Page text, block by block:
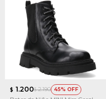
$ 1.200$ 2.190 45